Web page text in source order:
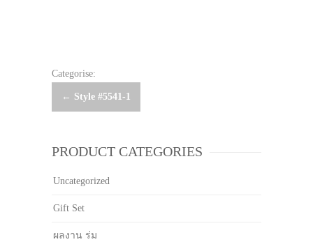
Categorise:
Post
← Style #5541-1
PRODUCT CATEGORIES
Uncategorized
Gift Set
ผลงาน ร่ม